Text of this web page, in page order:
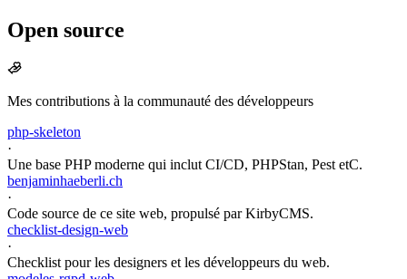
Open source
Mes contributions à la communauté des développeurs
php-skeleton
·
Une base PHP moderne qui inclut CI/CD, PHPStan, Pest etC.
benjaminhaeberli.ch
·
Code source de ce site web, propulsé par KirbyCMS.
checklist-design-web
·
Checklist pour les designers et les développeurs du web.